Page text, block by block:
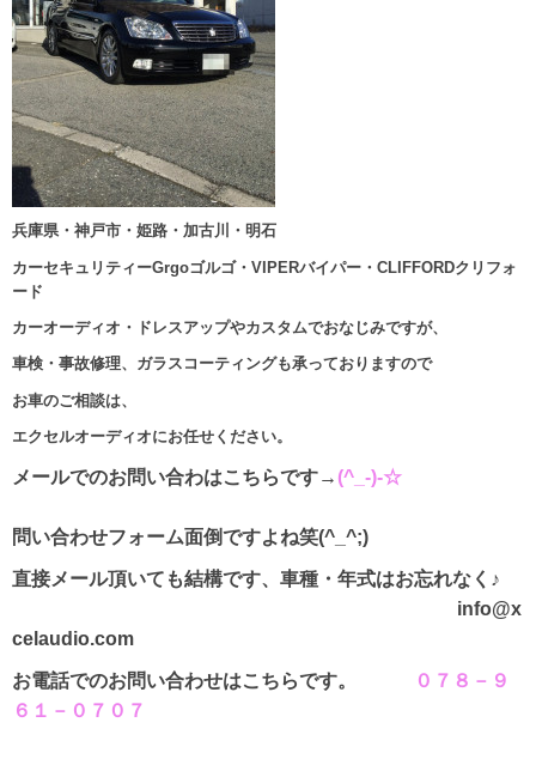
兵庫県・神戸市・姫路・加古川・明石
カーセキュリティーGrgoゴルゴ・VIPERバイパー・CLIFFORDクリフォ
ード
カーオーディオ・ドレスアップやカスタムでおなじみですが、
車検・事故修理、ガラスコーティングも承っておりますので
お車のご相談は、
エクセルオーディオにお任せください。
メールでのお問い合わはこちらです→(^_-)-☆
問い合わせフォーム面倒ですよね笑(^_^;)
直接メール頂いても結構です、車種・年式はお忘れなく♪
info@x
celaudio.com
お電話でのお問い合わせはこちらです。
０７８－９
６１－０７０７